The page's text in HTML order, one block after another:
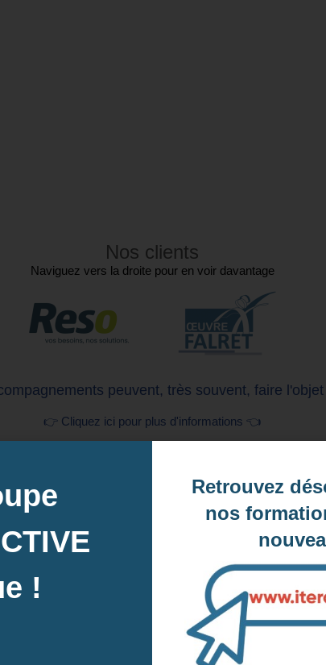
Nos clients
Naviguez vers la droite pour en voir davantage
peuvent, très souvent, faire
👉 Cliquez ici pour plus d'informations 👈
/ FAF pour le financement de votre
Naviguez vers la droite pour consulter toute la liste
!
Retrouvez
nos